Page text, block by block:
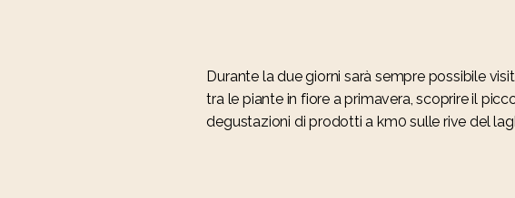
Durante la due giorni sarà sempre possibile
tra le piante in fiore a primavera, scoprire il
degustazioni di prodotti a km0 sulle rive del